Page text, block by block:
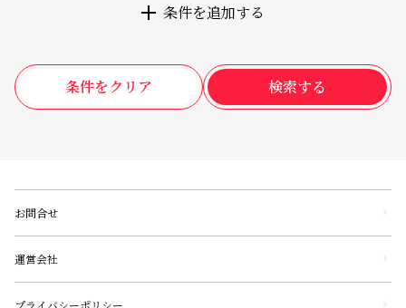
条件を追加する
条件をクリア 検索する
お問合せ
運営会社
プライバシーポリシー